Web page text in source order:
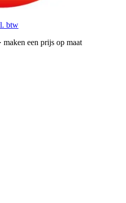
btw
maken een prijs op maat